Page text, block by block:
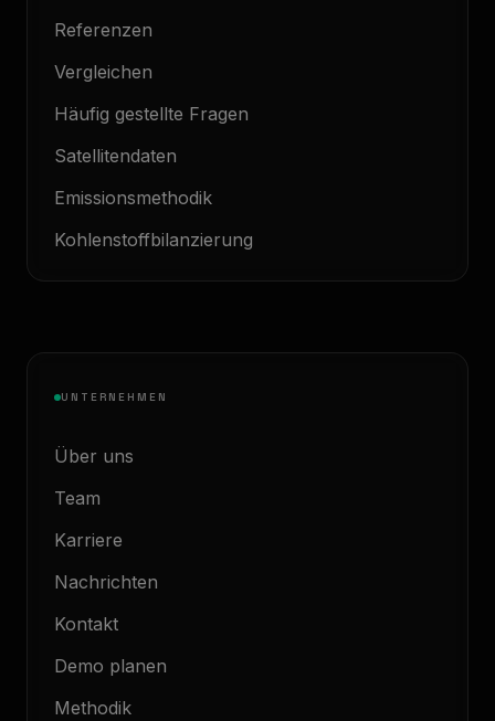
Referenzen
Vergleichen
Häufig gestellte Fragen
Satellitendaten
Emissionsmethodik
Kohlenstoffbilanzierung
UNTERNEHMEN
Über uns
Team
Karriere
Nachrichten
Kontakt
Demo planen
Methodik